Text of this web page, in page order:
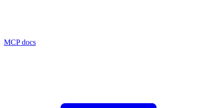
MCP docs